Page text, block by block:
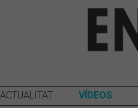
ACTUALITAT VÍDEOS